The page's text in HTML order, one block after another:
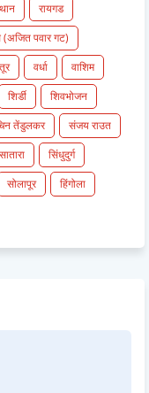
रायगड
(अजित पवार गट)
वर्धा
वाशिम
शिर्डी
शिवभोजन
तेंडुलकर
संजय राउत
सातारा
सिंधुदुर्ग
सोलापूर
हिंगोला